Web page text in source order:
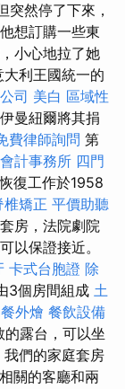
然停了下來，
想訂購一些東
小心地拉了她
利王國統一的
司 美白 區域性
曼紐爾將其捐
費律師詢問 第
會計事務所 四門
復工作於1958
椎矯正 平價助聽
房，法院劇院
以保證接近。
卡式台胞證 除
3個房間組成 土
外燴 餐飲設備
的露台，可以坐
我們的家庭套房
關的客廳和兩